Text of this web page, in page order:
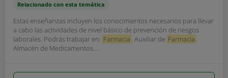
Relacionado con esta temática
Estas enseñanzas incluyen los conocimientos necesarios para llevar
a cabo las actividades de nivel básico de prevención de riesgos
laborales. Podrás trabajar en: Farmacia . Auxiliar de Farmacia .
Almacén de Medicamentos....